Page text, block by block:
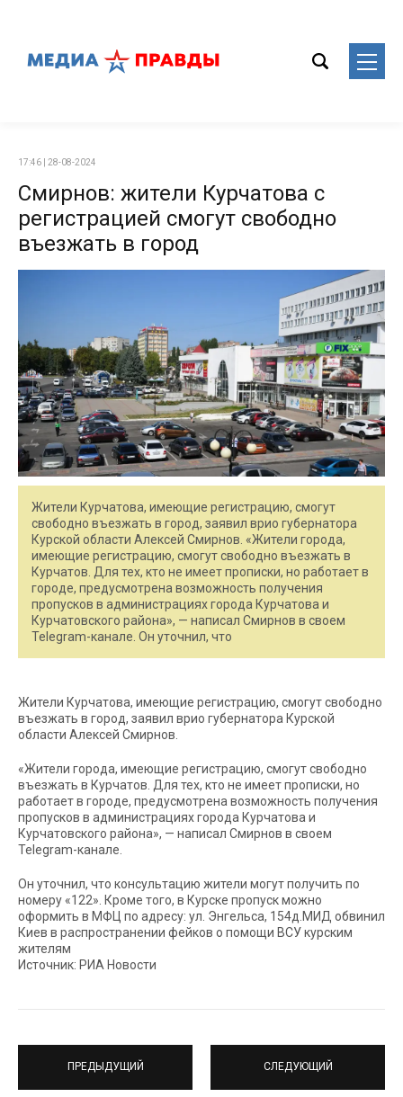
17:46 | 28-08-2024
Смирнов: жители Курчатова с
регистрацией смогут свободно
въезжать в город
Жители Курчатова, имеющие регистрацию, смогут
свободно въезжать в город, заявил врио губернатора
Курской области Алексей Смирнов. «Жители города,
имеющие регистрацию, смогут свободно въезжать в
Курчатов. Для тех, кто не имеет прописки, но работает в
городе, предусмотрена возможность получения
пропусков в администрациях города Курчатова и
Курчатовского района», — написал Смирнов в своем
Telegram-канале. Он уточнил, что
Жители Курчатова, имеющие регистрацию, смогут свободно
въезжать в город, заявил врио губернатора Курской
области Алексей Смирнов.
«Жители города, имеющие регистрацию, смогут свободно
въезжать в Курчатов. Для тех, кто не имеет прописки, но
работает в городе, предусмотрена возможность получения
пропусков в администрациях города Курчатова и
Курчатовского района», — написал Смирнов в своем
Telegram-канале.
Он уточнил, что консультацию жители могут получить по
номеру «122». Кроме того, в Курске пропуск можно
оформить в МФЦ по адресу: ул. Энгельса, 154д.МИД обвинил
Киев в распространении фейков о помощи ВСУ курским
жителям
Источник: РИА Новости
ПРЕДЫДУЩИЙ СЛЕДУЮЩИЙ